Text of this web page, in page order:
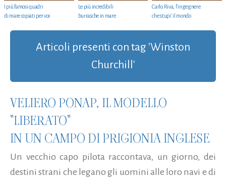
I più famosi quadri
di mare copiati per voi
Le più incredibili
burrasche in mare
Carlo Riva, l’ingegnere
che stupi' il mondo
Articoli presenti con tag 'Winston
Churchill'
VELIERO PONAP, IL MODELLO
"LIBERATO"
IN UN CAMPO DI PRIGIONIA INGLESE
Un vecchio capo pilota raccontava, un giorno, dei
destini strani che legano gli uomini alle loro navi e di